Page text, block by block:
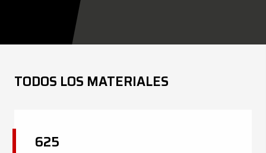
TODOS LOS MATERIALES
625